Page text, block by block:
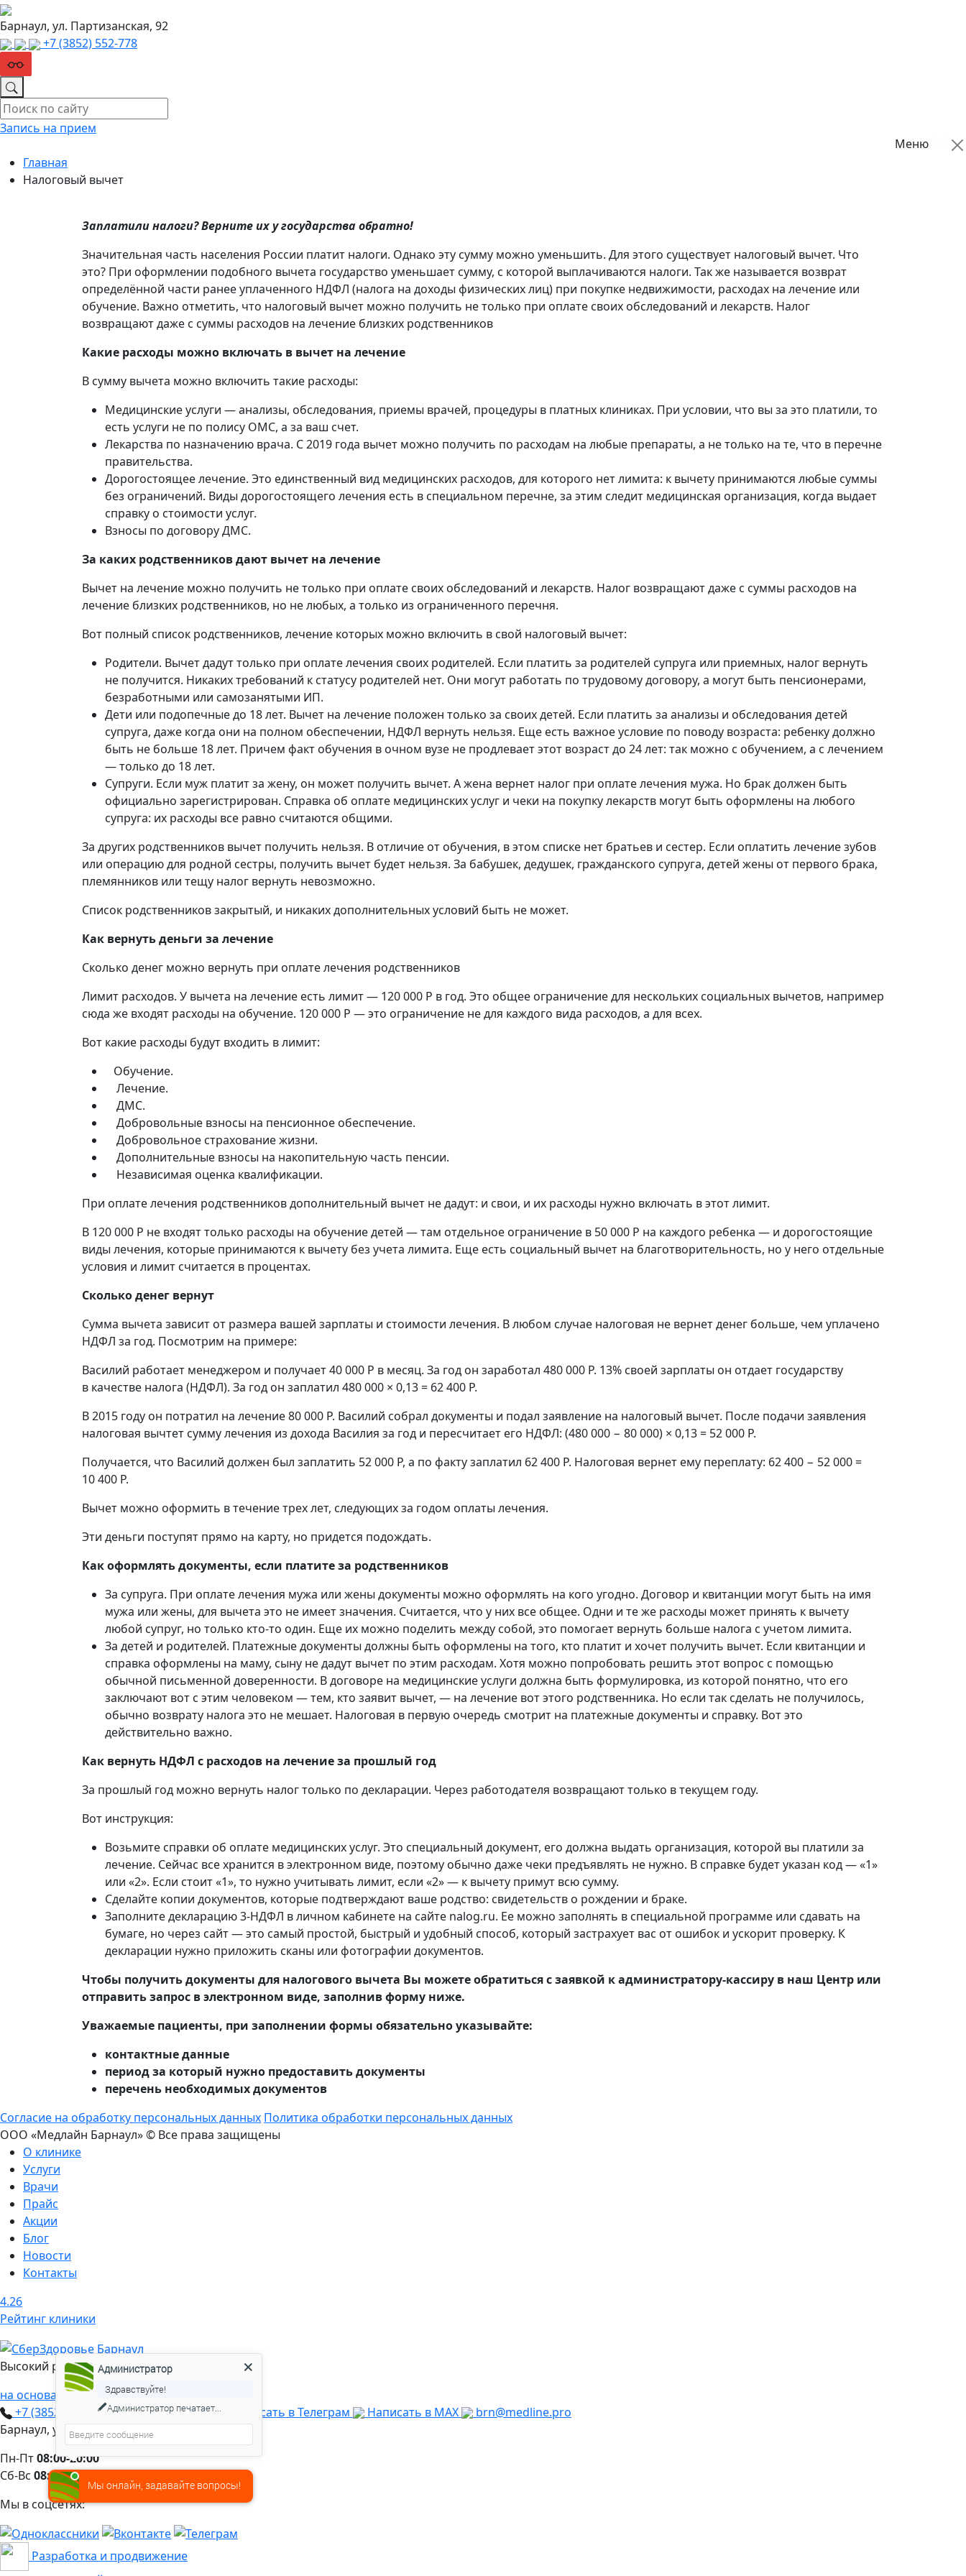
Барнаул, ул. Партизанская, 92
+7 (3852) 552‑778
Запись на прием
Меню
Главная
Налоговый вычет
Заплатили налоги? Верните их у государства обратно!
Значительная часть населения России платит налоги. Однако эту сумму можно уменьшить. Для этого существует налоговый вычет. Что
это? При оформлении подобного вычета государство уменьшает сумму, с которой выплачиваются налоги. Так же называется возврат
определённой части ранее уплаченного НДФЛ (налога на доходы физических лиц) при покупке недвижимости, расходах на лечение или
обучение. Важно отметить, что налоговый вычет можно получить не только при оплате своих обследований и лекарств. Налог
возвращают даже с суммы расходов на лечение близких родственников
Какие расходы можно включать в вычет на лечение
В сумму вычета можно включить такие расходы:
Медицинские услуги — анализы, обследования, приемы врачей, процедуры в платных клиниках. При условии, что вы за это платили, то
есть услуги не по полису ОМС, а за ваш счет.
Лекарства по назначению врача. С 2019 года вычет можно получить по расходам на любые препараты, а не только на те, что в перечне
правительства.
Дорогостоящее лечение. Это единственный вид медицинских расходов, для которого нет лимита: к вычету принимаются любые суммы
без ограничений. Виды дорогостоящего лечения есть в специальном перечне, за этим следит медицинская организация, когда выдает
справку о стоимости услуг.
Взносы по договору ДМС.
За каких родственников дают вычет на лечение
Вычет на лечение можно получить не только при оплате своих обследований и лекарств. Налог возвращают даже с суммы расходов на
лечение близких родственников, но не любых, а только из ограниченного перечня.
Вот полный список родственников, лечение которых можно включить в свой налоговый вычет:
Родители. Вычет дадут только при оплате лечения своих родителей. Если платить за родителей супруга или приемных, налог вернуть
не получится. Никаких требований к статусу родителей нет. Они могут работать по трудовому договору, а могут быть пенсионерами,
безработными или самозанятыми ИП.
Дети или подопечные до 18 лет. Вычет на лечение положен только за своих детей. Если платить за анализы и обследования детей
супруга, даже когда они на полном обеспечении, НДФЛ вернуть нельзя. Еще есть важное условие по поводу возраста: ребенку должно
быть не больше 18 лет. Причем факт обучения в очном вузе не продлевает этот возраст до 24 лет: так можно с обучением, а с лечением
— только до 18 лет.
Супруги. Если муж платит за жену, он может получить вычет. А жена вернет налог при оплате лечения мужа. Но брак должен быть
официально зарегистрирован. Справка об оплате медицинских услуг и чеки на покупку лекарств могут быть оформлены на любого
супруга: их расходы все равно считаются общими.
За других родственников вычет получить нельзя. В отличие от обучения, в этом списке нет братьев и сестер. Если оплатить лечение зубов
или операцию для родной сестры, получить вычет будет нельзя. За бабушек, дедушек, гражданского супруга, детей жены от первого брака,
племянников или тещу налог вернуть невозможно.
Список родственников закрытый, и никаких дополнительных условий быть не может.
Как вернуть деньги за лечение
Сколько денег можно вернуть при оплате лечения родственников
Лимит расходов. У вычета на лечение есть лимит — 120 000 Р в год. Это общее ограничение для нескольких социальных вычетов, например
сюда же входят расходы на обучение. 120 000 Р — это ограничение не для каждого вида расходов, а для всех.
Вот какие расходы будут входить в лимит:
Обучение.
Лечение.
ДМС.
Добровольные взносы на пенсионное обеспечение.
Добровольное страхование жизни.
Дополнительные взносы на накопительную часть пенсии.
Независимая оценка квалификации.
При оплате лечения родственников дополнительный вычет не дадут: и свои, и их расходы нужно включать в этот лимит.
В 120 000 Р не входят только расходы на обучение детей — там отдельное ограничение в 50 000 Р на каждого ребенка — и дорогостоящие
виды лечения, которые принимаются к вычету без учета лимита. Еще есть социальный вычет на благотворительность, но у него отдельные
условия и лимит считается в процентах.
Сколько денег вернут
Сумма вычета зависит от размера вашей зарплаты и стоимости лечения. В любом случае налоговая не вернет денег больше, чем уплачено
НДФЛ за год. Посмотрим на примере:
Василий работает менеджером и получает 40 000 Р в месяц. За год он заработал 480 000 Р. 13% своей зарплаты он отдает государству
в качестве налога (НДФЛ). За год он заплатил 480 000 × 0,13 = 62 400 Р.
В 2015 году он потратил на лечение 80 000 Р. Василий собрал документы и подал заявление на налоговый вычет. После подачи заявления
налоговая вычтет сумму лечения из дохода Василия за год и пересчитает его НДФЛ: (480 000 − 80 000) × 0,13 = 52 000 Р.
Получается, что Василий должен был заплатить 52 000 Р, а по факту заплатил 62 400 Р. Налоговая вернет ему переплату: 62 400 − 52 000 =
10 400 Р.
Вычет можно оформить в течение трех лет, следующих за годом оплаты лечения.
Эти деньги поступят прямо на карту, но придется подождать.
Как оформлять документы, если платите за родственников
За супруга. При оплате лечения мужа или жены документы можно оформлять на кого угодно. Договор и квитанции могут быть на имя
мужа или жены, для вычета это не имеет значения. Считается, что у них все общее. Одни и те же расходы может принять к вычету
любой супруг, но только кто-то один. Еще их можно поделить между собой, это помогает вернуть больше налога с учетом лимита.
За детей и родителей. Платежные документы должны быть оформлены на того, кто платит и хочет получить вычет. Если квитанции и
справка оформлены на маму, сыну не дадут вычет по этим расходам. Хотя можно попробовать решить этот вопрос с помощью
обычной письменной доверенности. В договоре на медицинские услуги должна быть формулировка, из которой понятно, что его
заключают вот с этим человеком — тем, кто заявит вычет, — на лечение вот этого родственника. Но если так сделать не получилось,
обычно возврату налога это не мешает. Налоговая в первую очередь смотрит на платежные документы и справку. Вот это
действительно важно.
Как вернуть НДФЛ с расходов на лечение за прошлый год
За прошлый год можно вернуть налог только по декларации. Через работодателя возвращают только в текущем году.
Вот инструкция:
Возьмите справки об оплате медицинских услуг. Это специальный документ, его должна выдать организация, которой вы платили за
лечение. Сейчас все хранится в электронном виде, поэтому обычно даже чеки предъявлять не нужно. В справке будет указан код — «1»
или «2». Если стоит «1», то нужно учитывать лимит, если «2» — к вычету примут всю сумму.
Сделайте копии документов, которые подтверждают ваше родство: свидетельств о рождении и браке.
Заполните декларацию 3-НДФЛ в личном кабинете на сайте nalog.ru. Ее можно заполнять в специальной программе или сдавать на
бумаге, но через сайт — это самый простой, быстрый и удобный способ, который застрахует вас от ошибок и ускорит проверку. К
декларации нужно приложить сканы или фотографии документов.
Чтобы получить документы для налогового вычета Вы можете обратиться с заявкой к администратору-кассиру в наш Центр или
отправить запрос в электронном виде, заполнив форму ниже.
Уважаемые пациенты, при заполнении формы обязательно указывайте:
контактные данные
период за который нужно предоставить документы
перечень необходимых документов
Согласие на обработку персональных данных Политика обработки персональных данных
ООО «Медлайн Барнаул» © Все права защищены
О клинике
Услуги
Врачи
Прайс
Акции
Блог
Новости
Контакты
4.26
Рейтинг клиники
Высокий рейтинг
на основании 43 отзывов
+7 (3852) 552‑778
+7 906 966 3569 Написать в Телеграм Написать в MAX
brn@medline.pro
Барнаул, ул. Партизанская, 92
Пн-Пт08:00-20:00
Сб-Вс 08:00-17:00
Мы в соцсетях:
Разработка и продвижение
Мы онлайн, задавайте вопросы!
Администратор
Здравствуйте!
Чем я могу вам помочь?